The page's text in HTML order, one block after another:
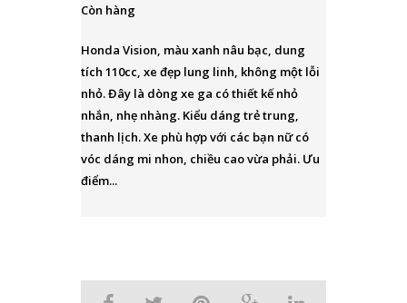
Còn hàng
Honda Vision, màu xanh nâu bạc, dung
tích 110cc, xe đẹp lung linh, không một lỗi
nhỏ. Đây là dòng xe ga có thiết kế nhỏ
nhắn, nhẹ nhàng. Kiểu dáng trẻ trung,
thanh lịch. Xe phù hợp với các bạn nữ có
vóc dáng mi nhon, chiều cao vừa phải. Ưu
điểm...